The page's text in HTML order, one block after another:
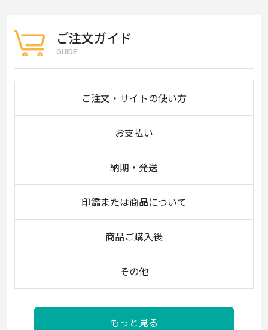
ご注文ガイド
GUIDE
ご注文・サイトの使い方
お支払い
納期・発送
印鑑または商品について
商品ご購入後
その他
もっと見る